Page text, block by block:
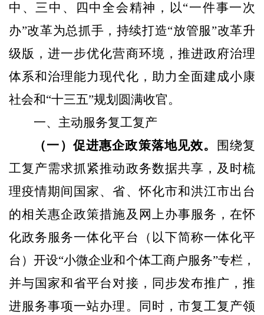
中、三中、四中全会精神，以“一件事一次
办”改革为总抓手，持续打造“放管服”改革升
级版，进一步优化营商环境，推进政府治理
体系和治理能力现代化，助力全面建成小康
社会和“十三五”规划圆满收官。
一、主动服务复工复产
（一）促进惠企政策落地见效。
围绕复
工复产需求抓紧推动政务数据共享，及时梳
理疫情期间国家、省、怀化市和洪江市出台
的相关惠企政策措施及网上办事服务，在怀
化政务服务一体化平台（以下简称一体化平
台）开设“小微企业和个体工商户服务”专栏，
并与国家和省平台对接，同步发布推广，推
进服务事项一站办理。同时，市复工复产领